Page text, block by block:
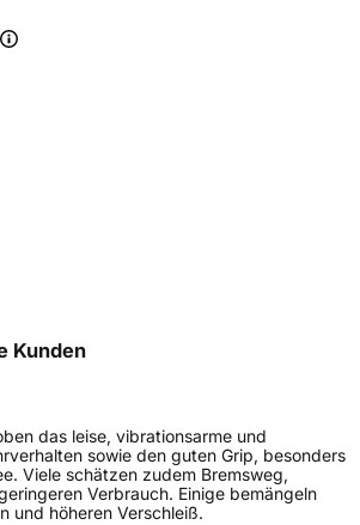
Kunden
das leise, vibrationsarme und
sowie den guten Grip, besonders
Viele schätzen zudem Bremsweg,
Verbrauch. Einige bemängeln
und höheren Verschleiß.